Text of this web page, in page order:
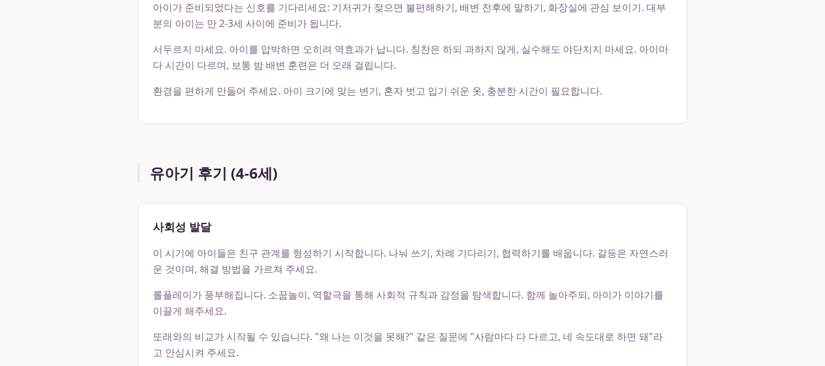
아이가 준비되었다는 신호를 기다리세요: 기저귀가 젖으면 불편해하기, 배변 전후에 말하기, 화장실에 관심 보이기. 대부
분의 아이는 만 2-3세 사이에 준비가 됩니다.
서두르지 마세요. 아이를 압박하면 오히려 역효과가 납니다. 칭찬은 하되 과하지 않게, 실수해도 야단치지 마세요. 아이마
다 시간이 다르며, 보통 밤 배변 훈련은 더 오래 걸립니다.
환경을 편하게 만들어 주세요. 아이 크기에 맞는 변기, 혼자 벗고 입기 쉬운 옷, 충분한 시간이 필요합니다.
유아기 후기 (4-6세)
사회성 발달
이 시기에 아이들은 친구 관계를 형성하기 시작합니다. 나눠 쓰기, 차례 기다리기, 협력하기를 배웁니다. 갈등은 자연스러
운 것이며, 해결 방법을 가르쳐 주세요.
롤플레이가 풍부해집니다. 소꿉놀이, 역할극을 통해 사회적 규칙과 감정을 탐색합니다. 함께 놀아주되, 아이가 이야기를
이끌게 해주세요.
또래와의 비교가 시작될 수 있습니다. "왜 나는 이것을 못해?" 같은 질문에 "사람마다 다 다르고, 네 속도대로 하면 돼"라
고 안심시켜 주세요.